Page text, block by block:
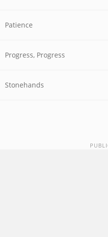
Patience
Progress, Progress
Stonehands